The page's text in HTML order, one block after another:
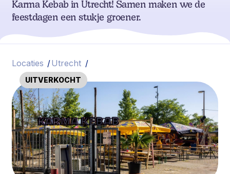
Karma Kebab in Utrecht! Samen maken we de
feestdagen een stukje groener.
Locaties /Utrecht /
UITVERKOCHT